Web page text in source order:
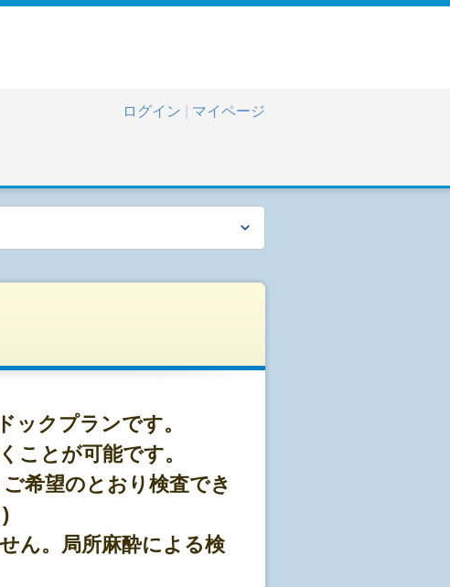
ログイン マイページ
ックプランです。
ことが可能です。
希望のとおり検査でき
ん。局所麻酔による検